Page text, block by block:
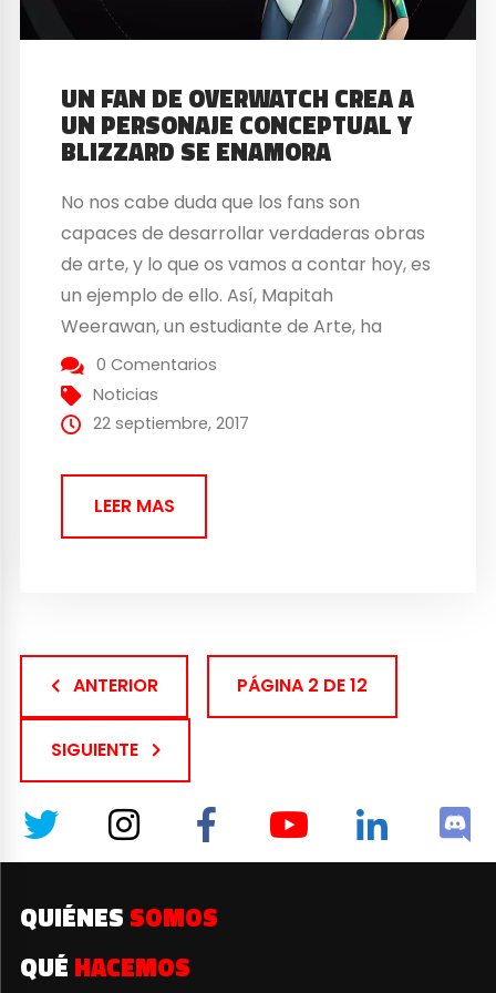
UN FAN DE OVERWATCH CREA A
UN PERSONAJE CONCEPTUAL Y
BLIZZARD SE ENAMORA
No nos cabe duda que los fans son
capaces de desarrollar verdaderas obras
de arte, y lo que os vamos a contar hoy, es
un ejemplo de ello. Así, Mapitah
Weerawan, un estudiante de Arte, ha
conseguido dejar boquiabiertos a los
desarrolladores de Overwatch
presentando un arte conceptual de un
0 Comentarios
Noticias
22 septiembre, 2017
LEER MAS
ANTERIOR PÁGINA 2 DE 12
SIGUIENTE
QUIÉNES SOMOS
QUÉ HACEMOS